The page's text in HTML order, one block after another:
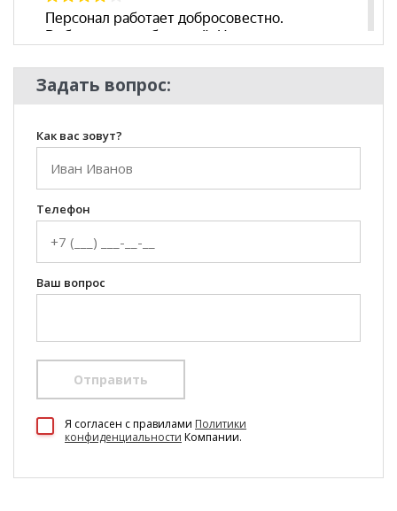
Задать вопрос:
Как вас зовут?
Телефон
Ваш вопрос
Отправить
Я согласен c правилами Политики
конфиденциальности Компании.